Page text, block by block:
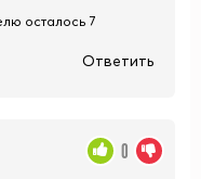
осталось 7
Ответить
0